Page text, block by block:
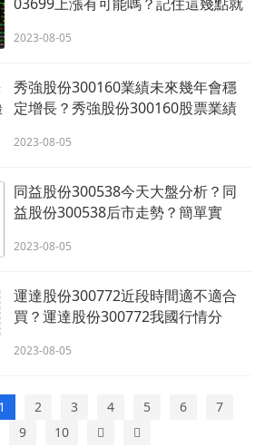
2023-08-05
秀強股份300160業績未來幾年會穩
定增長？秀強股份300160股票業績
2023-08-05
同益股份300538今天大盤分析？同
益股份300538后市走勢？簡單實
2023-08-05
運達股份300772近段時間適不適合
買？運達股份300772我國行情分
2023-08-05
1 2 3 4 5 6
7
9 10